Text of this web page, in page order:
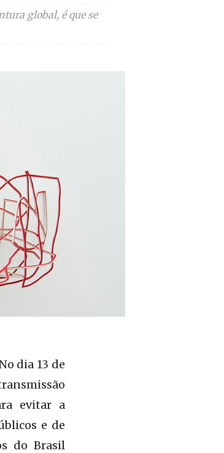
global, é que se
dia 13 de
evitar a
e de
do Brasil